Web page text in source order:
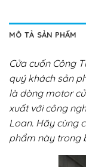
MÔ TẢ SẢN PHẨM
Cửa cuốn Công
quý khách sản
là dòng motor
xuất với công
Loan. Hãy cùng
phẩm này trong